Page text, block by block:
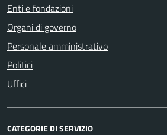
Enti e fondazioni
Organi di governo
Personale amministrativo
Politici
Uffici
CATEGORIE DI SERVIZIO